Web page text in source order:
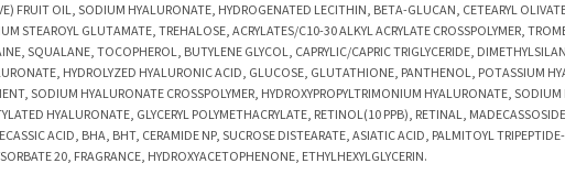
FRUIT OIL, SODIUM HYALURONATE, HYDROGENATED LECITHIN, BETA-GLUCAN, CETEARYL
STEAROYL GLUTAMATE, TREHALOSE, ACRYLATES/C10-30 ALKYL ACRYLATE CROSSPOLYMER,
SQUALANE, TOCOPHEROL, BUTYLENE GLYCOL, CAPRYLIC/CAPRIC TRIGLYCERIDE,
HYDROLYZED HYALURONIC ACID, GLUCOSE, GLUTATHIONE, PANTHENOL, POTASSIUM
SODIUM HYALURONATE CROSSPOLYMER, HYDROXYPROPYLTRIMONIUM HYALURONATE,
HYALURONATE, GLYCERYL POLYMETHACRYLATE, RETINOL(10 PPB), RETINAL,
ACID, BHA, BHT, CERAMIDE NP, SUCROSE DISTEARATE, ASIATIC ACID, PALMITOYL
20, FRAGRANCE, HYDROXYACETOPHENONE, ETHYLHEXYLGLYCERIN.